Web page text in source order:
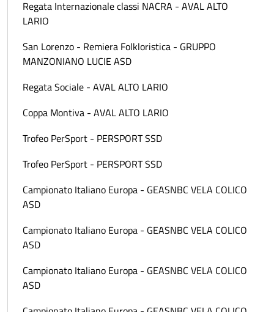
Regata Internazionale classi NACRA - AVAL ALTO
LARIO
San Lorenzo - Remiera Folkloristica - GRUPPO
MANZONIANO LUCIE ASD
Regata Sociale - AVAL ALTO LARIO
Coppa Montiva - AVAL ALTO LARIO
Trofeo PerSport - PERSPORT SSD
Trofeo PerSport - PERSPORT SSD
Campionato Italiano Europa - GEASNBC VELA COLICO
ASD
Campionato Italiano Europa - GEASNBC VELA COLICO
ASD
Campionato Italiano Europa - GEASNBC VELA COLICO
ASD